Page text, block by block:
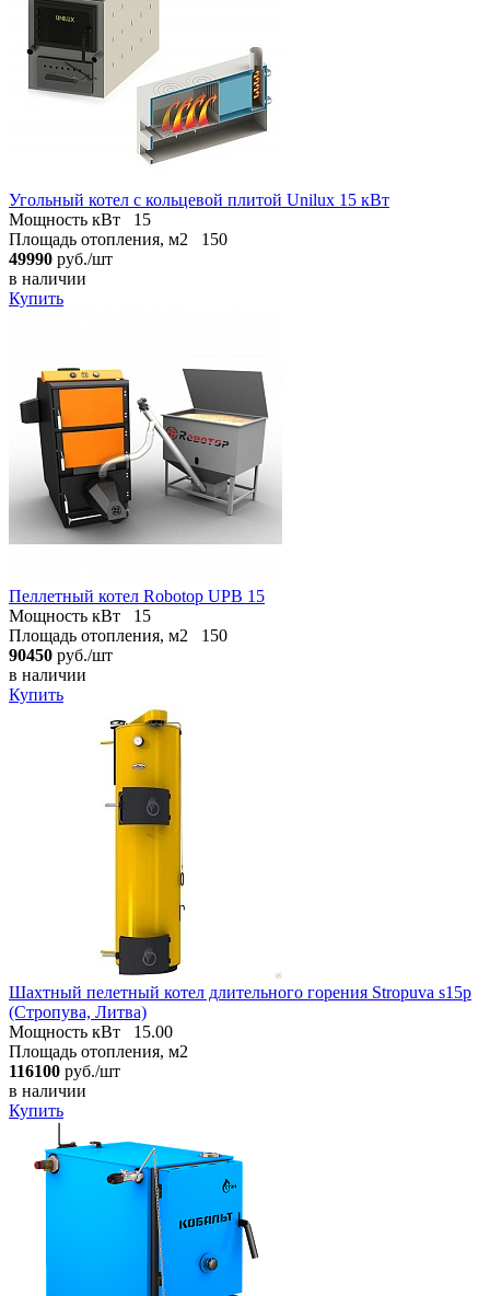
Угольный котел с кольцевой плитой Unilux 15 кВт
Мощность кВт
15
Площадь отопления, м2
150
49990 руб./шт
в наличии
Купить
Пеллетный котел Robotop UPB 15
Мощность кВт
15
Площадь отопления, м2
150
90450 руб./шт
в наличии
Купить
Шахтный пелетный котел длительного горения Stropuva s15p
(Стропува, Литва)
Мощность кВт
15.00
Площадь отопления, м2
116100 руб./шт
в наличии
Купить